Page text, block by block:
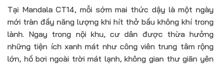
Tại Mandala CT14, mỗi sớm mai thức dậy là một ngày
mới tràn đầy năng lượng khi hít thở bầu không khí trong
lành. Ngay trong nội khu, cư dân được thừa hưởng
những tiện ích xanh mát như công viên trung tâm rộng
lớn, hồ bơi ngoài trời mát lạnh, không gian thư giãn yên